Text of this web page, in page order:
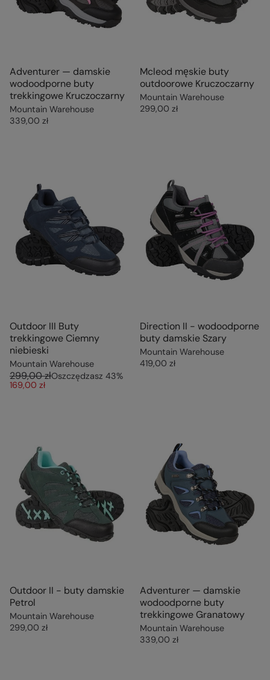
Adventurer — damskie
wodoodporne buty
trekkingowe Kruczoczarny
Mountain Warehouse
339,00 zł
Mcleod męskie buty
outdoorowe Kruczoczarny
Mountain Warehouse
299,00 zł
Outdoor III Buty
trekkingowe Ciemny
niebieski
Mountain Warehouse
299,00 złOszczędzasz 43%
169,00 zł
Direction II - wodoodporne
buty damskie Szary
Mountain Warehouse
419,00 zł
Outdoor II - buty damskie
Petrol
Mountain Warehouse
299,00 zł
Adventurer — damskie
wodoodporne buty
trekkingowe Granatowy
Mountain Warehouse
339,00 zł